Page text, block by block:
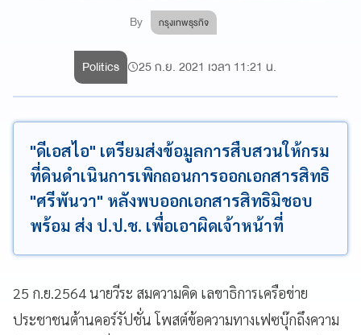
By กรุงเทพธุรกิจ
Politics 25 ก.ย. 2021 เวลา 11:21 น.
"ดีเอสไอ" เตรียมส่งข้อมูลการสืบสวนให้กรม
ที่ดินดำเนินการเพิกถอนการออกเอกสารสิทธิ
"ศรีพันวา" หลังพบออกเอกสารสิทธิมิชอบ
พร้อม ส่ง ป.ป.ช. เพื่อเอาผิดเจ้าหน้าที่
25 ก.ย.2564 นายวีระ สมความคิด เลขาธิการเครือข่าย
ประชาชนต้านคอร์รัปชั่น โพสต์ข้อความทางเฟซบุ๊กถึงความ